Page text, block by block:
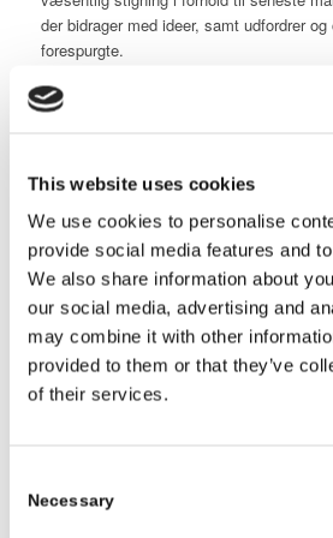
This website uses cookies
We use cookies to personalise
provide social media features and
We also share information about
our social media, advertising and
may combine it with other
provided to them or that they’ve
of their services.
Selection
Necessary
HSE
der bidrager med ideer, samt udfordrer
forespurgte.
God score på levering i et svært marked
2022 har udfordret os på at overholde
vores kunders vurdering af vores evne til
levering til tiden. Vores fremadrettede mål
nøgleparameter endnu mere. En
videreudvikling af vores Power BI, hvor
synlige.
Den daglige kommunikation kan blive
er et område, vi kontinuerligt arbejder på
at honorere. Vurderingen er steget fra